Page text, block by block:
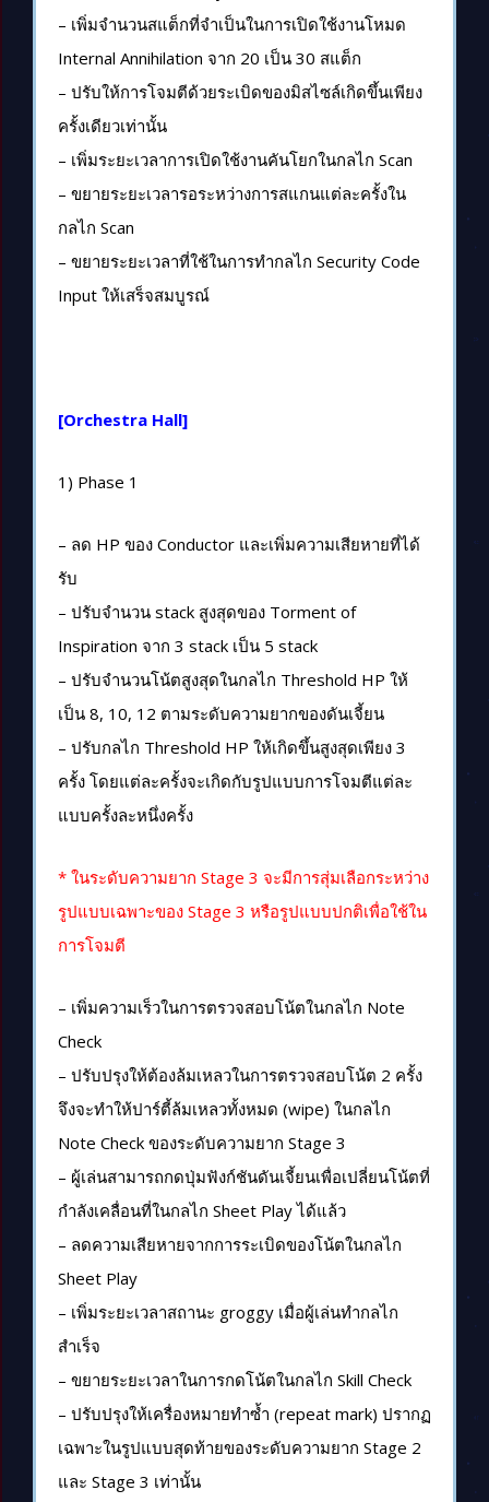
– เพิ่มจำนวนสแต็กที่จำเป็นในการเปิดใช้งานโหมด
Internal Annihilation จาก 20 เป็น 30 สแต็ก
– ปรับให้การโจมตีด้วยระเบิดของมิสไซล์เกิดขึ้นเพียง
ครั้งเดียวเท่านั้น
– เพิ่มระยะเวลาการเปิดใช้งานคันโยกในกลไก Scan
– ขยายระยะเวลารอระหว่างการสแกนแต่ละครั้งใน
กลไก Scan
– ขยายระยะเวลาที่ใช้ในการทำกลไก Security Code
Input ให้เสร็จสมบูรณ์
[Orchestra Hall]
1) Phase 1
– ลด HP ของ Conductor และเพิ่มความเสียหายที่ได้
รับ
– ปรับจำนวน stack สูงสุดของ Torment of
Inspiration จาก 3 stack เป็น 5 stack
– ปรับจำนวนโน้ตสูงสุดในกลไก Threshold HP ให้
เป็น 8, 10, 12 ตามระดับความยากของดันเจี้ยน
– ปรับกลไก Threshold HP ให้เกิดขึ้นสูงสุดเพียง 3
ครั้ง โดยแต่ละครั้งจะเกิดกับรูปแบบการโจมตีแต่ละ
แบบครั้งละหนึ่งครั้ง
* ในระดับความยาก Stage 3 จะมีการสุ่มเลือกระหว่าง
รูปแบบเฉพาะของ Stage 3 หรือรูปแบบปกติเพื่อใช้ใน
การโจมตี
– เพิ่มความเร็วในการตรวจสอบโน้ตในกลไก Note
Check
– ปรับปรุงให้ต้องล้มเหลวในการตรวจสอบโน้ต 2 ครั้ง
จึงจะทำให้ปาร์ตี้ล้มเหลวทั้งหมด (wipe) ในกลไก
Note Check ของระดับความยาก Stage 3
– ผู้เล่นสามารถกดปุ่มฟังก์ชันดันเจี้ยนเพื่อเปลี่ยนโน้ตที่
กำลังเคลื่อนที่ในกลไก Sheet Play ได้แล้ว
– ลดความเสียหายจากการระเบิดของโน้ตในกลไก
Sheet Play
– เพิ่มระยะเวลาสถานะ groggy เมื่อผู้เล่นทำกลไก
สำเร็จ
– ขยายระยะเวลาในการกดโน้ตในกลไก Skill Check
– ปรับปรุงให้เครื่องหมายทำซ้ำ (repeat mark) ปรากฏ
เฉพาะในรูปแบบสุดท้ายของระดับความยาก Stage 2
และ Stage 3 เท่านั้น